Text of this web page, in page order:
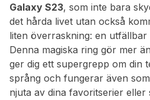
Galaxy S23, som inte bara
det hårda livet utan också
liten överraskning: en utfällbar
Denna magiska ring gör mer
ger dig ett supergrepp om din
språng och fungerar även
njuta av dina favoritserier